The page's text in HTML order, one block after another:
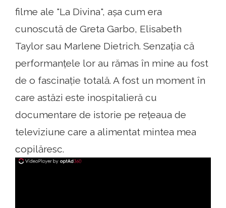
filme ale "La Divina", așa cum era
cunoscută de Greta Garbo, Elisabeth
Taylor sau Marlene Dietrich. Senzația că
performanțele lor au rămas în mine au fost
de o fascinație totală. A fost un moment în
care astăzi este inospitalieră cu
documentare de istorie pe rețeaua de
televiziune care a alimentat mintea mea
copilăresc.